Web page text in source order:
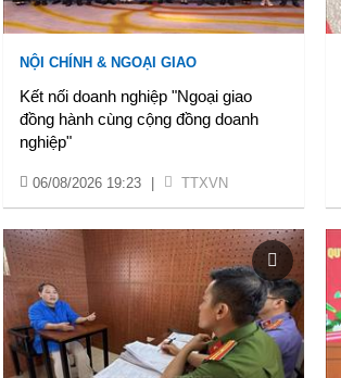
NỘI CHÍNH & NGOẠI GIAO
Kết nối doanh nghiệp "Ngoại giao
đồng hành cùng cộng đồng doanh
nghiệp"
06/08/2026 19:23 TTXVN